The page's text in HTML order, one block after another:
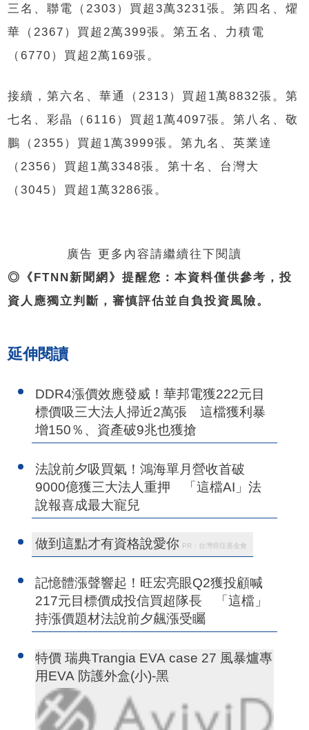
三名、聯電（2303）買超3萬3231張。第四名、燿
華（2367）買超2萬399張。第五名、力積電
（6770）買超2萬169張。
接續，第六名、華通（2313）買超1萬8832張。第
七名、彩晶（6116）買超1萬4097張。第八名、敬
鵬（2355）買超1萬3999張。第九名、英業達
（2356）買超1萬3348張。第十名、台灣大
（3045）買超1萬3286張。
廣告 更多內容請繼續往下閱讀
◎《FTNN新聞網》提醒您：本資料僅供參考，投
資人應獨立判斷，審慎評估並自負投資風險。
延伸閱讀
DDR4漲價效應發威！華邦電獲222元目
標價吸三大法人掃近2萬張 這檔獲利暴
增150％、資產破9兆也獲搶
法說前夕吸買氣！鴻海單月營收首破
9000億獲三大法人重押 「這檔AI」法
說報喜成最大寵兒
做到這點才有資格說愛你 PR・台灣癌症基金會
記憶體漲聲響起！旺宏亮眼Q2獲投顧喊
217元目標價成投信買超隊長 「這檔」
持漲價題材法說前夕飆漲受矚
特價 瑞典Trangia EVA case 27 風暴爐專
用EVA 防護外盒(小)-黑